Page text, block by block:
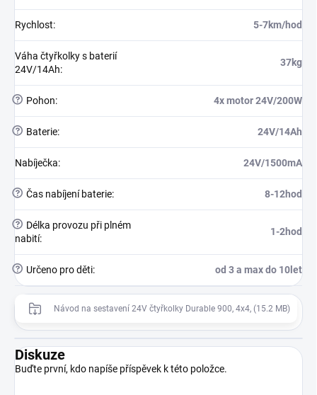
Rychlost: 5-7km/hod
Váha čtyřkolky s baterií
24V/14Ah:
37kg
? Pohon: 4x motor 24V/200W
? Baterie: 24V/14Ah
Nabíječka: 24V/1500mA
? Čas nabíjení baterie: 8-12hod
?
Délka provozu při plném
nabití:
1-2hod
? Určeno pro děti: od 3 a max do 10let
Návod na sestavení 24V čtyřkolky Durable 900, 4x4, (15.2 MB)
Diskuze
Buďte první, kdo napíše příspěvek k této položce.